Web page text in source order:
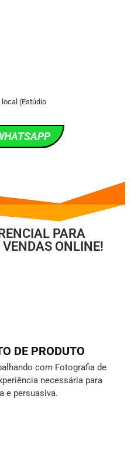
local (Estúdio
PARA
ONLINE!
DE PRODUTO
com Fotografia de
necessária para
e persuasiva.